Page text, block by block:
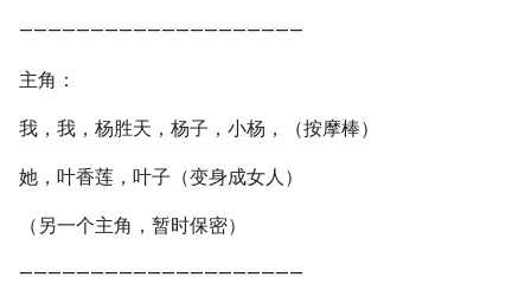
————————————————————
主角：
我，我，杨胜天，杨子，小杨，（按摩棒）
她，叶香莲，叶子（变身成女人）
（另一个主角，暂时保密）
————————————————————